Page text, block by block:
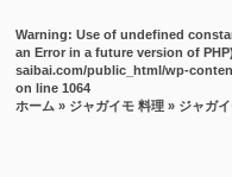
Warning: Use of undefined
an Error in a future version of
saibai.com/public_html/wp-
on line1064
ホーム » ジャガイモ 料理 » ジャガ